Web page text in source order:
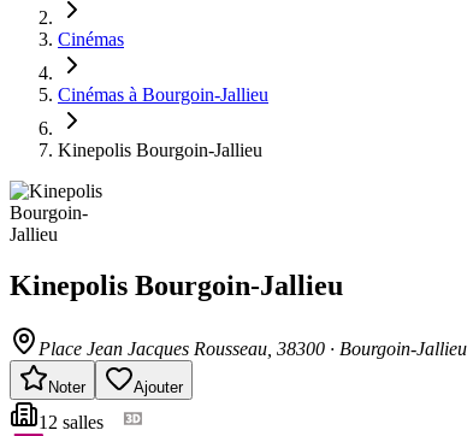
Cinémas
Cinémas à Bourgoin-Jallieu
Kinepolis Bourgoin-Jallieu
Kinepolis Bourgoin-Jallieu
Place Jean Jacques Rousseau , 38300 · Bourgoin-Jallieu
Noter Ajouter
12 salles